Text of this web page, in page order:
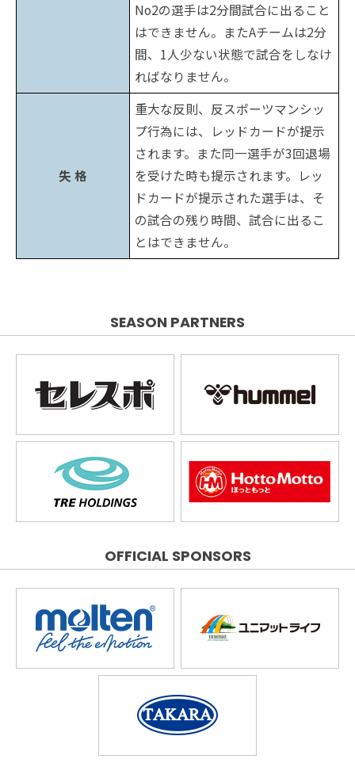
No2の選手は2分間試合に出ること
はできません。またAチームは2分
間、1人少ない状態で試合をしなけ
ればなりません。
失 格
重大な反則、反スポーツマンシッ
プ行為には、レッドカードが提示
されます。また同一選手が3回退場
を受けた時も提示されます。レッ
ドカードが提示された選手は、そ
の試合の残り時間、試合に出るこ
とはできません。
SEASON PARTNERS
OFFICIAL SPONSORS